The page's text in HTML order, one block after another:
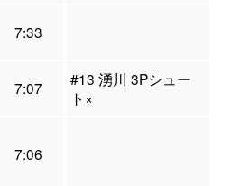
7:33
7:07
#13 湧川 3Pシュー
ト×
7:06